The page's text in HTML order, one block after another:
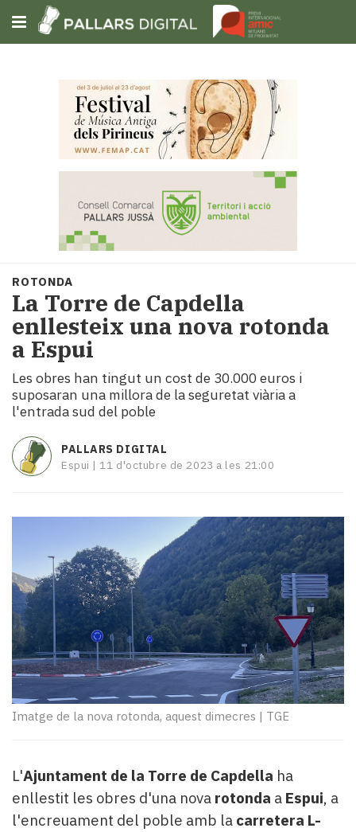
Subscriu-t'hi
Portada
Societat
Política
i
municipis
Economia
turisme
Cultura
Mai
tant!
TV
mitjans
temps
Reportatges
Entrevistes
Enquestes
A
escena!
Dis
la
teva!
Subscriptors
del
Pallars
Contingut
patrocinat
ROTONDA
La Torre de Capdella
enllesteix una nova rotonda
a Espui
Les obres han tingut un cost de 30.000 euros i
suposaran una millora de la seguretat viària a
l'entrada sud del poble
PALLARS DIGITAL
Espui | 11 d'octubre de 2023 a les 21:00
Imatge de la nova rotonda, aquest dimecres | TGE
L'Ajuntament de la Torre de Capdella ha
enllestit les obres d'una nova rotonda a Espui, a
l'encreuament del poble amb la carretera L-